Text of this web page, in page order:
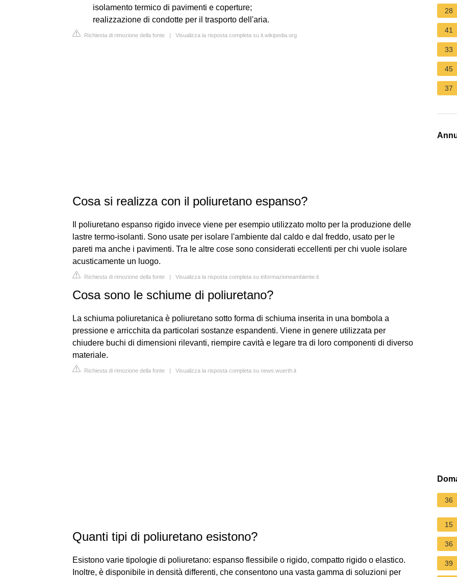
isolamento termico di pavimenti e coperture;
realizzazione di condotte per il trasporto dell'aria.
Richiesta di rimozione della fonte | Visualizza la risposta completa su it.wikipedia.org
Cosa si realizza con il poliuretano espanso?
Il poliuretano espanso rigido invece viene per esempio utilizzato molto per la produzione delle
lastre termo-isolanti. Sono usate per isolare l'ambiente dal caldo e dal freddo, usato per le
pareti ma anche i pavimenti. Tra le altre cose sono considerati eccellenti per chi vuole isolare
acusticamente un luogo.
Richiesta di rimozione della fonte | Visualizza la risposta completa su informazioneambiente.it
Cosa sono le schiume di poliuretano?
La schiuma poliuretanica è poliuretano sotto forma di schiuma inserita in una bombola a
pressione e arricchita da particolari sostanze espandenti. Viene in genere utilizzata per
chiudere buchi di dimensioni rilevanti, riempire cavità e legare tra di loro componenti di diverso
materiale.
Richiesta di rimozione della fonte | Visualizza la risposta completa su news.wuerth.it
Quanti tipi di poliuretano esistono?
Esistono varie tipologie di poliuretano: espanso flessibile o rigido, compatto rigido o elastico.
Inoltre, è disponibile in densità differenti, che consentono una vasta gamma di soluzioni per
28
41
33
45
37
36
15
36
39